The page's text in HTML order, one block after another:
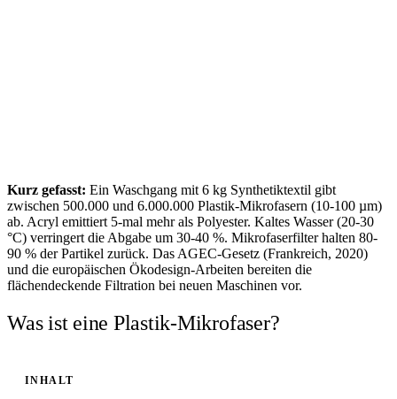
Kurz gefasst: Ein Waschgang mit 6 kg Synthetiktextil gibt
zwischen 500.000 und 6.000.000 Plastik-Mikrofasern (10-100 µm)
ab. Acryl emittiert 5-mal mehr als Polyester. Kaltes Wasser (20-30
°C) verringert die Abgabe um 30-40 %. Mikrofaserfilter halten 80-
90 % der Partikel zurück. Das AGEC-Gesetz (Frankreich, 2020)
und die europäischen Ökodesign-Arbeiten bereiten die
flächendeckende Filtration bei neuen Maschinen vor.
Was ist eine Plastik-Mikrofaser?
INHALT